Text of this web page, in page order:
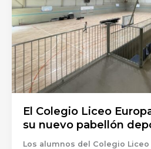
El Colegio Liceo
su nuevo pabellón
Los alumnos del Colegio